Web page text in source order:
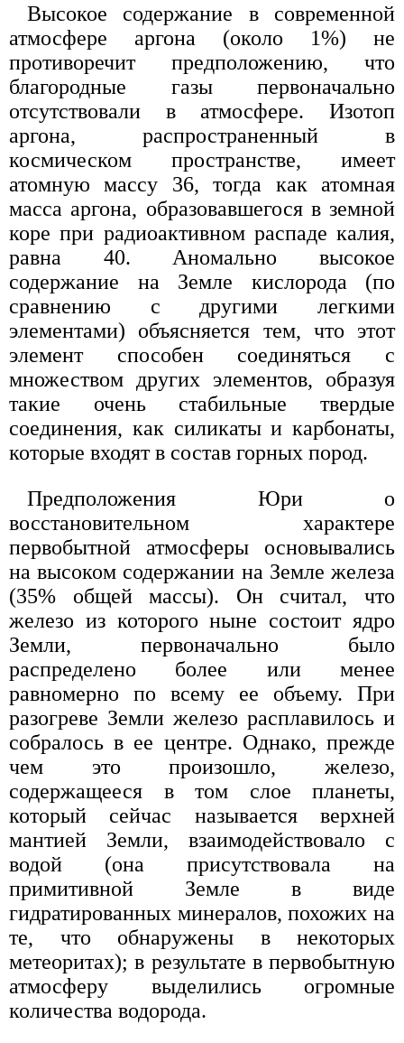
Высокое содержание в современной
атмосфере аргона (около 1%) не
противоречит предположению, что
благородные газы первоначально
отсутствовали в атмосфере. Изотоп
аргона, распространенный в
космическом пространстве, имеет
атомную массу 36, тогда как атомная
масса аргона, образовавшегося в земной
коре при радиоактивном распаде калия,
равна 40. Аномально высокое
содержание на Земле кислорода (по
сравнению с другими легкими
элементами) объясняется тем, что этот
элемент способен соединяться с
множеством других элементов, образуя
такие очень стабильные твердые
соединения, как силикаты и карбонаты,
которые входят в состав горных пород.
Предположения Юри о
восстановительном характере
первобытной атмосферы основывались
на высоком содержании на Земле железа
(35% общей массы). Он считал, что
железо из которого ныне состоит ядро
Земли, первоначально было
распределено более или менее
равномерно по всему ее объему. При
разогреве Земли железо расплавилось и
собралось в ее центре. Однако, прежде
чем это произошло, железо,
содержащееся в том слое планеты,
который сейчас называется верхней
мантией Земли, взаимодействовало с
водой (она присутствовала на
примитивной Земле в виде
гидратированных минералов, похожих на
те, что обнаружены в некоторых
метеоритах); в результате в первобытную
атмосферу выделились огромные
количества водорода.